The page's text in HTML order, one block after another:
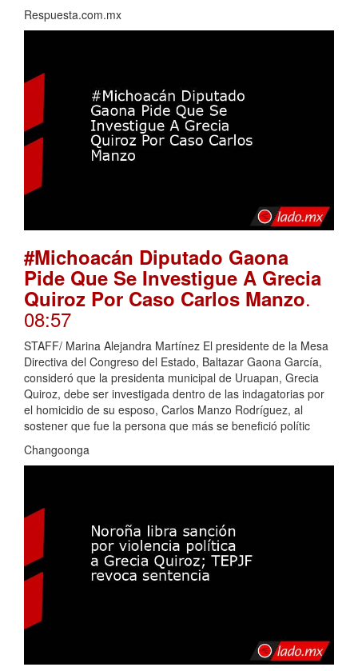
Respuesta.com.mx
#Michoacán Diputado Gaona
Pide Que Se Investigue A Grecia
Quiroz Por Caso Carlos Manzo.
08:57
STAFF/ Marina Alejandra Martínez El presidente de la Mesa
Directiva del Congreso del Estado, Baltazar Gaona García,
consideró que la presidenta municipal de Uruapan, Grecia
Quiroz, debe ser investigada dentro de las indagatorias por
el homicidio de su esposo, Carlos Manzo Rodríguez, al
sostener que fue la persona que más se benefició polític
Changoonga